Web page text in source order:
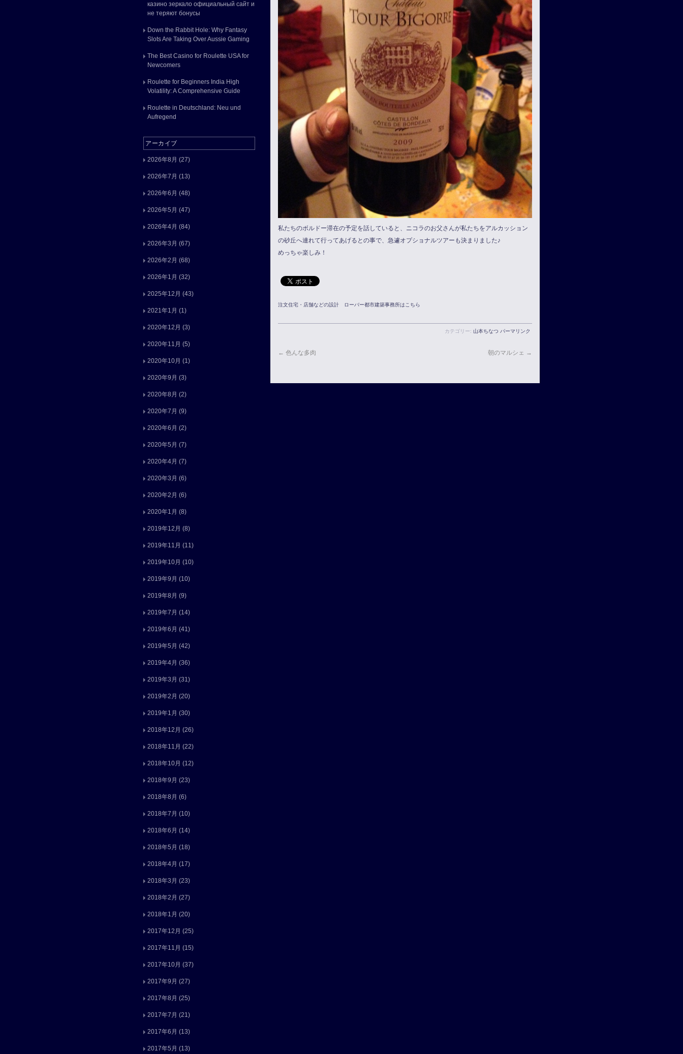
私たちのボルドー滞在の予定を話していると、ニコラのお父さんが私たちをアルカッション
の砂丘へ連れて行ってあげるとの事で、急遽オプショナルツアーも決まりました♪
めっちゃ楽しみ！
注文住宅・店舗などの設計 ローバー都市建築事務所はこちら
カテゴリー: 山本ちなつ パーマリンク
← 色んな多肉 朝のマルシェ →
казино зеркало официальный сайт и
не теряют бонусы
Down the Rabbit Hole: Why Fantasy
Slots Are Taking Over Aussie Gaming
The Best Casino for Roulette USA for
Newcomers
Roulette for Beginners India High
Volatility: A Comprehensive Guide
Roulette in Deutschland: Neu und
Aufregend
アーカイブ
2026年8月 (27)
2026年7月 (13)
2026年6月 (48)
2026年5月 (47)
2026年4月 (84)
2026年3月 (67)
2026年2月 (68)
2026年1月 (32)
2025年12月 (43)
2021年1月 (1)
2020年12月 (3)
2020年11月 (5)
2020年10月 (1)
2020年9月 (3)
2020年8月 (2)
2020年7月 (9)
2020年6月 (2)
2020年5月 (7)
2020年4月 (7)
2020年3月 (6)
2020年2月 (6)
2020年1月 (8)
2019年12月 (8)
2019年11月 (11)
2019年10月 (10)
2019年9月 (10)
2019年8月 (9)
2019年7月 (14)
2019年6月 (41)
2019年5月 (42)
2019年4月 (36)
2019年3月 (31)
2019年2月 (20)
2019年1月 (30)
2018年12月 (26)
2018年11月 (22)
2018年10月 (12)
2018年9月 (23)
2018年8月 (6)
2018年7月 (10)
2018年6月 (14)
2018年5月 (18)
2018年4月 (17)
2018年3月 (23)
2018年2月 (27)
2018年1月 (20)
2017年12月 (25)
2017年11月 (15)
2017年10月 (37)
2017年9月 (27)
2017年8月 (25)
2017年7月 (21)
2017年6月 (13)
2017年5月 (13)